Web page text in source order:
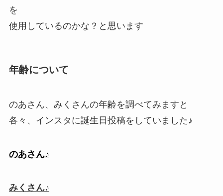
を
使用しているのかな？と思います
年齢について
のあさん、みくさんの年齢を調べてみますと
各々、インスタに誕生日投稿をしていました♪
のあさん♪
みくさん♪